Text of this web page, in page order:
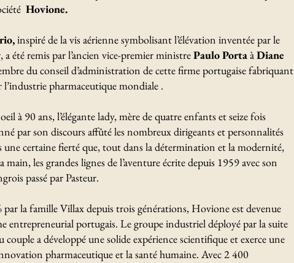
Hovione.
inspiré de la vis aérienne symbolisant l’élévation inventée par le
été remis par l’ancien vice-premier ministrePaulo PortaàDiane
du conseil d’administration de cette firme portugaise fabriquant
pharmaceutique mondiale .
à 90 ans, l’élégante lady, mère de quatre enfants et seize fois
par son discours affûté les nombreux dirigeants et personnalités
une certaine fierté que, tout dans la détermination et la modernité,
main, les grandes lignes de l’aventure écrite depuis 1959 avec son
passé par Pasteur.
la famille Villax depuis trois générations, Hovione est devenue
entrepreneurial portugais. Le groupe industriel déployé par la suite
couple a développé une solide expérience scientifique et exerce une
pharmaceutique et la santé humaine. Avec 2 400